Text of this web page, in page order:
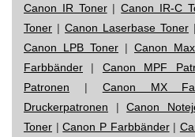
Canon IR Toner|Canon IR-C
Toner | Canon Laserbase Toner |
Canon LPB Toner | Canon
Farbbänder | Canon MPF
Patronen | Canon MX
Druckerpatronen |Canon
Toner |Canon P Farbbänder|